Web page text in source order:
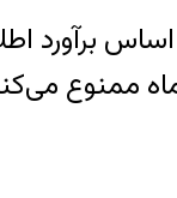
شبکه اجتماعی ایکس٬ توییتر